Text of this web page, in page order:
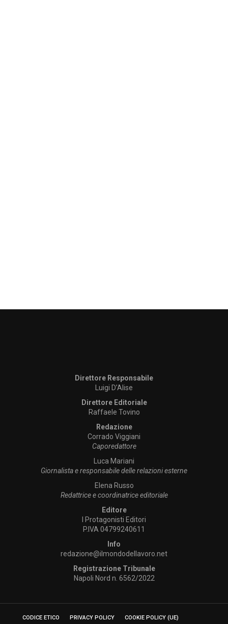
Direttore Responsabile
Luigi D’Alise
Direttore Editoriale
Raffaele Tovino
Redazione
Corrado Viggiani
Caporedattore
Luca Mariani
Giornalista e responsabile delle relazioni esterne
Elena Russo
Redattrice e coordinatrice editoriale
Editore
I Protagonisti Editori
P.IVA 04799240611
Info
redazione@ilmondodellavoro.net
Registrazione Tribunale
Napoli Nord n. 6562/2022
CODICE ETICO PRIVACY POLICY COOKIE POLICY (UE)